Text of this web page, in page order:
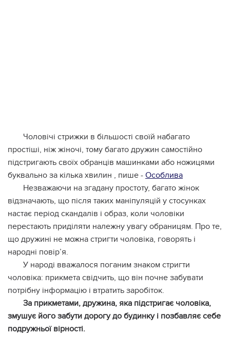
Чоловічі стрижки в більшості своїй набагато
простіші, ніж жіночі, тому багато дружин самостійно
підстригають своїх обранців машинками або ножицями
буквально за кілька хвилин , пише - Особлива
Незважаючи на згадану простоту, багато жінок
відзначають, що після таких маніпуляцій у стосунках
настає період скандалів і образ, коли чоловіки
перестають приділяти належну увагу обраницям. Про те,
що дружині не можна стригти чоловіка, говорять і
народні повір’я.
У народі вважалося поганим знаком стригти
чоловіка: прикмета свідчить, що він почне забувати
потрібну інформацію і втратить заробіток.
За прикметами, дружина, яка підстригає чоловіка,
змушує його забути дорогу до будинку і позбавляє себе
подружньої вірності.